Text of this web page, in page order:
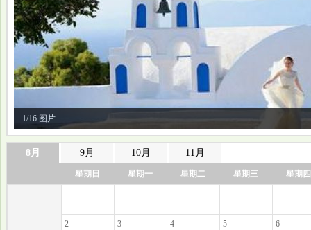
1/16 图片
8月 9月 10月 11月
星期日 星期一 星期二 星期三 星期四
2 3 4 5 6